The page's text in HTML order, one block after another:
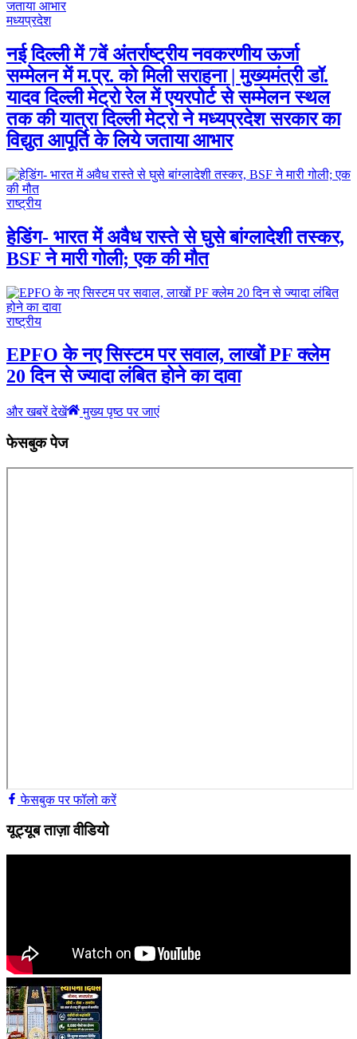
मध्यप्रदेश
नई दिल्ली में 7वें अंतर्राष्ट्रीय नवकरणीय ऊर्जा
सम्मेलन में म.प्र. को मिली सराहना | मुख्यमंत्री डॉ.
यादव दिल्ली मेट्रो रेल में एयरपोर्ट से सम्मेलन स्थल
तक की यात्रा दिल्ली मेट्रो ने मध्यप्रदेश सरकार का
विद्युत आपूर्ति के लिये जताया आभार
राष्ट्रीय
हेडिंग- भारत में अवैध रास्ते से घुसे बांग्लादेशी तस्कर,
BSF ने मारी गोली; एक की मौत
राष्ट्रीय
EPFO के नए सिस्टम पर सवाल, लाखों PF क्लेम
20 दिन से ज्यादा लंबित होने का दावा
और खबरें देखें मुख्य पृष्ठ पर जाएं
फेसबुक पेज
फेसबुक पर फॉलो करें
यूट्यूब ताज़ा वीडियो